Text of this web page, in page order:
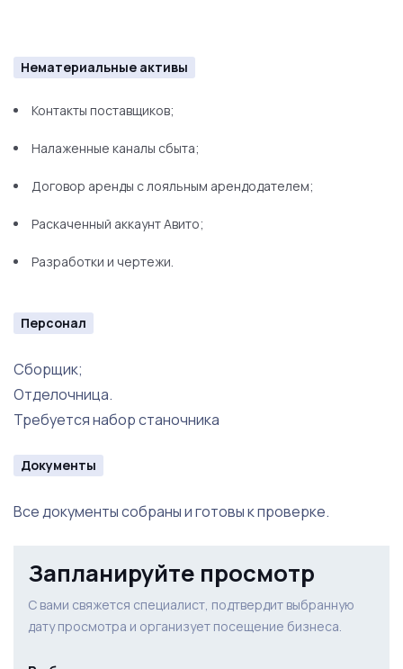
Нематериальные активы
Контакты поставщиков;
Налаженные каналы сбыта;
Договор аренды с лояльным арендодателем;
Раскаченный аккаунт Авито;
Разработки и чертежи.
Персонал
Сборщик;
Отделочница.
Требуется набор станочника
Документы
Все документы собраны и готовы к проверке.
Запланируйте просмотр
С вами свяжется специалист, подтвердит выбранную
дату просмотра и организует посещение бизнеса.